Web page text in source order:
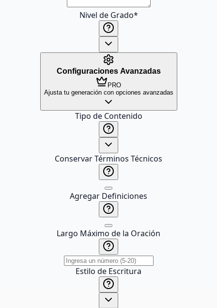
Nivel de Grado*
Configuraciones Avanzadas
PRO
Ajusta tu generación con opciones avanzadas
Tipo de Contenido
Conservar Términos Técnicos
Agregar Definiciones
Largo Máximo de la Oración
Estilo de Escritura